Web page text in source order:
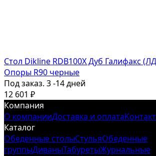
Стол Dikline RDB100X Дуб Галифакс
Опоры R90 черные
Под заказ. 3 -14 дней
12 601 ₽
Компания
О компанииДоставка и оплата
Каталог
Обеденные столыСтульяОбеденные
группыДиваныТабуретыЖурнальные